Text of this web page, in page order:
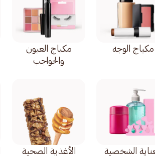
مكياج الوجه
مكياج العيون
والحواجب
الشخصية الأغذية الصحية